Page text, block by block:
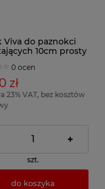
Viva do paznokci
10cm prosty
0 ocen
zł
23% VAT, bez kosztów
+
szt.
do koszyka